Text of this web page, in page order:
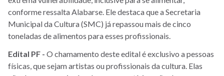
conforme ressalta Alabarse. Ele destaca que a Secretaria
Municipal da Cultura (SMC) já repassou mais de cinco
toneladas de alimentos para esses profissionais.
Edital PF - O chamamento deste edital é exclusivo a pessoas
físicas, que sejam artistas ou profissionais da cultura. Elas